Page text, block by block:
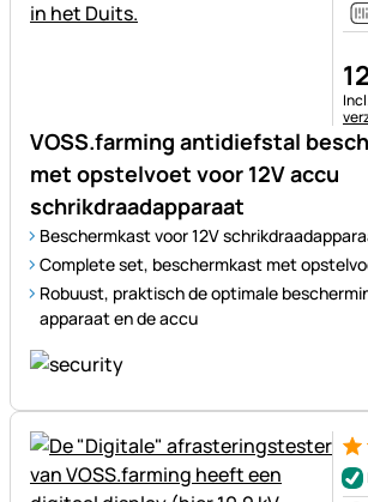
VOSS.farming antidiefstal
met opstelvoet voor 12V accu
schrikdraadapparaat
Beschermkast voor 12V
Complete set, beschermkast met
Robuust, praktisch de optimale
apparaat en de accu
4